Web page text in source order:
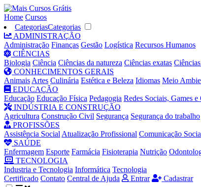
Home Cursos
CategoriasCategorias
ADMINISTRAÇÃO
Administração Finanças Gestão Logística Recursos Humanos
CIÊNCIAS
Biologia Ciência Ciências da natureza Ciências exatas
CONHECIMENTOS GERAIS
Animais Artes Culinária Estética e Beleza Idiomas Meio
EDUCAÇÃO
Educação Educação Física Pedagogia Redes Sociais, Games
INDÚSTRIA E CONSTRUÇÃO
Agricultura Construção Civil Segurança Segurança do trabalho
PROFISSÕES
Assistência Social Atualização Profissional Comunicação
SAÚDE
Enfermagem Esporte Farmácia Fisioterapia Nutrição
TECNOLOGIA
Industria e Tecnologia Informática Tecnologia
Certificado Contato Central de Ajuda Entrar Cadastrar